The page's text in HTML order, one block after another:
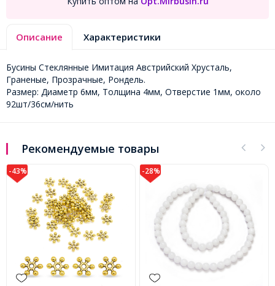
Описание Характеристики
Бусины Стеклянные Имитация Австрийский Хрусталь,
Граненые, Прозрачные, Рондель.
Размер: Диаметр 6мм, Толщина 4мм, Отверстие 1мм, около
92шт/36см/нить
Рекомендуемые товары